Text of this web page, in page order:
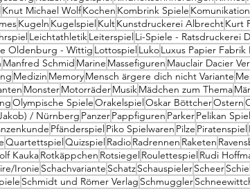
Knut Michael WolfKochen Kombrink Spiele
Kugeln KugelspielKultKunstdruckerei AlbrechtKurt
LeichtathletikLeiterspielLi-Spiele - Ratsdruckerei
Oldenburg - Wittig LottospielLukoLuxus Papier Fabrik
Manfred Schmid Marine Massefiguren Mauclair Dacier
Medizin MemoryMensch ärgere dich nicht Variante
MonsterMotorräderMusikMädchen zum Thema
Olympische SpieleOrakelspielOskar BöttcherOstern
/ Nürnberg PanzerPappfiguren ParkerPelikan
PfänderspielPiko Spielwaren Pilze Piratenspiel
QuartettspielQuizspielRadioRadrennen Raketen
KaukaRotkäppchen RotsiegelRoulettespielRudi
Ironie Schachvariante SchatzSchauspielerScheer
Schmidt und Römer Verlag Schmuggler